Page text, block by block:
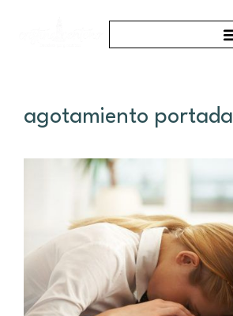
agotamiento portada